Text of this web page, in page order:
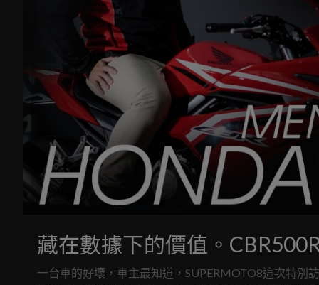
藏在數據下的價值。
一台車的好壞，車主最知道，SUPERMOTO8這次特別